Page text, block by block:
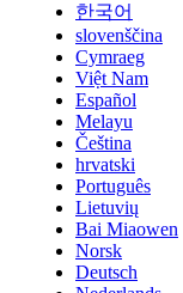
한국어
slovenščina
Cymraeg
Việt Nam
Español
Melayu
Čeština
hrvatski
Português
Lietuvių
Bai Miaowen
Norsk
Deutsch